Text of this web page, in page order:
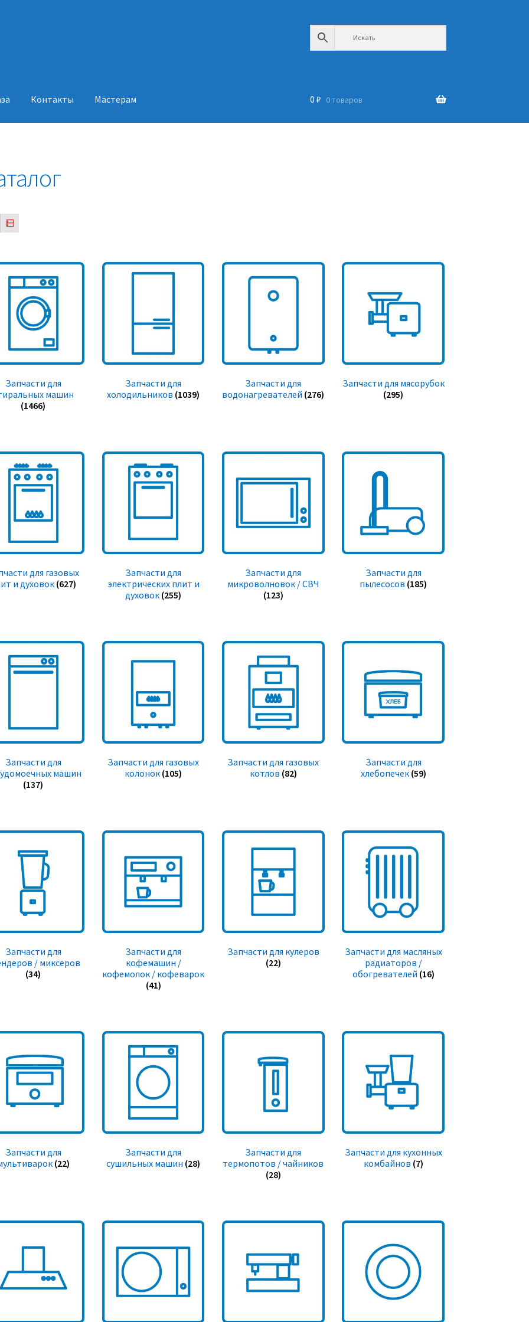
Контакты Мастерам 0 ₽ 0 товаров
Запчасти для
машин
(1466)
Запчасти для
холодильников (1039)
Запчасти для
водонагревателей (276)
Запчасти для мясорубок
(295)
для газовых
и духовок (627)
Запчасти для
электрических плит и
духовок (255)
Запчасти для
микроволновок / СВЧ
(123)
Запчасти для
пылесосов (185)
Запчасти для
машин
(137)
Запчасти для газовых
колонок (105)
Запчасти для газовых
котлов (82)
Запчасти для
хлебопечек (59)
Запчасти для
/ миксеров
(34)
Запчасти для
кофемашин /
кофемолок / кофеварок
(41)
Запчасти для кулеров
(22)
Запчасти для масляных
радиаторов /
обогревателей (16)
Запчасти для
(22)
Запчасти для
сушильных машин (28)
Запчасти для
термопотов / чайников
(28)
Запчасти для кухонных
комбайнов (7)